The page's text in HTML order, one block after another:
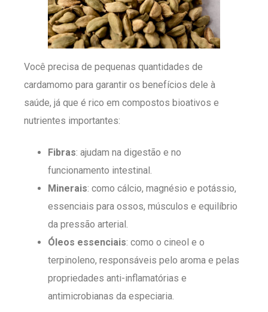
Você precisa de pequenas quantidades de
cardamomo para garantir os benefícios dele à
saúde, já que é rico em compostos bioativos e
nutrientes importantes:
Fibras: ajudam na digestão e no
funcionamento intestinal.
Minerais: como cálcio, magnésio e potássio,
essenciais para ossos, músculos e equilíbrio
da pressão arterial.
Óleos essenciais: como o cineol e o
terpinoleno, responsáveis pelo aroma e pelas
propriedades anti-inflamatórias e
antimicrobianas da especiaria.